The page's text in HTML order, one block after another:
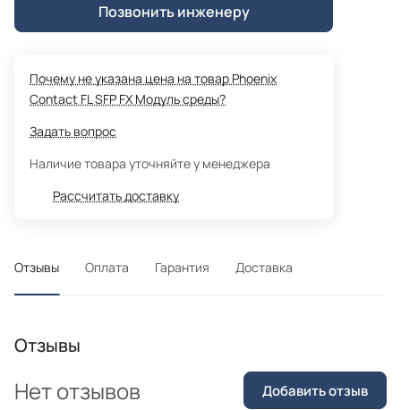
Позвонить инженеру
Почему не указана цена на товар Phoenix
Contact FL SFP FX Модуль среды?
Задать вопрос
Наличие товара уточняйте у менеджера
Рассчитать доставку
Отзывы Оплата Гарантия Доставка
Отзывы
Нет отзывов Добавить отзыв